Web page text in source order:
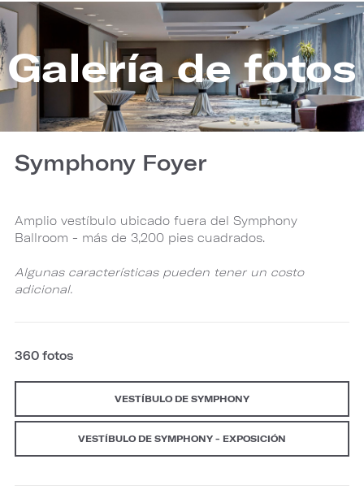
Galería de fotos
Symphony Foyer
Amplio vestíbulo ubicado fuera del Symphony
Ballroom - más de 3,200 pies cuadrados.
Algunas características pueden tener un costo
adicional.
360 fotos
VESTÍBULO DE SYMPHONY
VESTÍBULO DE SYMPHONY - EXPOSICIÓN